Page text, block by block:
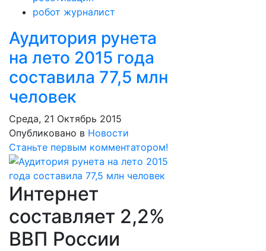
робот журналист
Аудитория рунета
на лето 2015 года
составила 77,5 млн
человек
Среда, 21 Октябрь 2015
Опубликовано в Новости
Станьте первым комментатором!
Интернет
составляет 2,2%
ВВП России